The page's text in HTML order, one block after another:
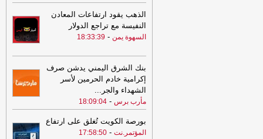
الذهب يقود ارتفاعات المعادن
النفيسة مع تراجع الدولار
السهوة يمن -
18:33:39
بنك الشرق اليمني يدشن صرف
إكرامية خادم الحرمين لأسر
الشهداء والجر ...
مأرب برس -
18:09:04
بورصة الكويت تُغلق على ارتفاع
المؤتمر.نت -
17:58:50